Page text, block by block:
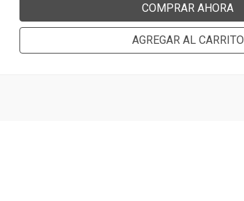
COMPRAR AHORA
AGREGAR AL CARRITO